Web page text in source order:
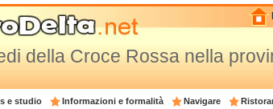
della Croce Rossa nella
e studio Informazioni e formalità Navigare